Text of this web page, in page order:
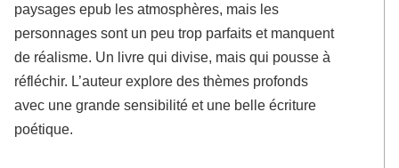
paysages epub les atmosphères, mais les
personnages sont un peu trop parfaits et manquent
de réalisme. Un livre qui divise, mais qui pousse à
réfléchir. L’auteur explore des thèmes profonds
avec une grande sensibilité et une belle écriture
poétique.